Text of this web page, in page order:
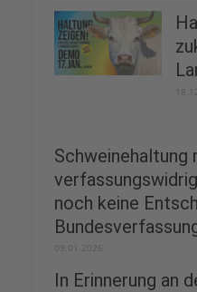
Schweinehaltung
noch keine
09.01.2026
In Erinnerung an